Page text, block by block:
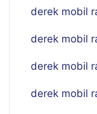
derek mobil
derek mobil
derek mobil
derek mobil